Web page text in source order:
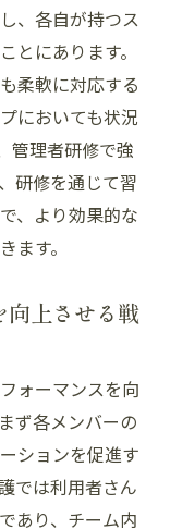
新情報
の研修効果
ための継続教
理者研修
理者スキル強
引き出す方法
キルの強化
に行う
のアイデア
者の実践スキ
、各自が持つス
とにあります。
柔軟に対応する
においても状況
管理者研修で強
研修を通じて習
、より効果的な
ます。
向上させる戦
ォーマンスを向
ず各メンバーの
ションを促進す
では利用者さん
あり、チーム内